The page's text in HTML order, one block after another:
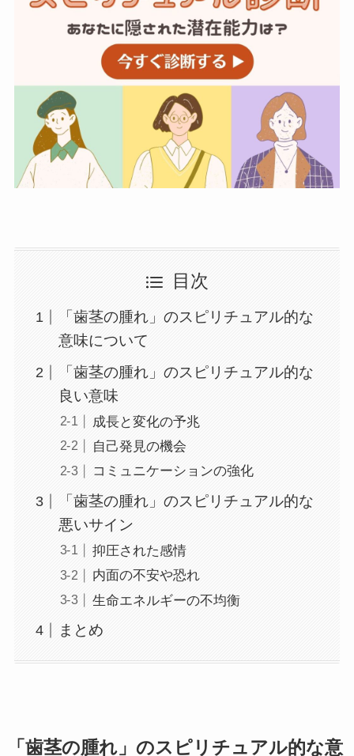
目次
「歯茎の腫れ」のスピリチュアル的な
意味について
「歯茎の腫れ」のスピリチュアル的な
良い意味
成長と変化の予兆
自己発見の機会
コミュニケーションの強化
「歯茎の腫れ」のスピリチュアル的な
悪いサイン
抑圧された感情
内面の不安や恐れ
生命エネルギーの不均衡
まとめ
「歯茎の腫れ」のスピリチュアル的な意